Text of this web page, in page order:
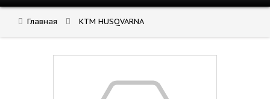
Главная KTM HUSQVARNA